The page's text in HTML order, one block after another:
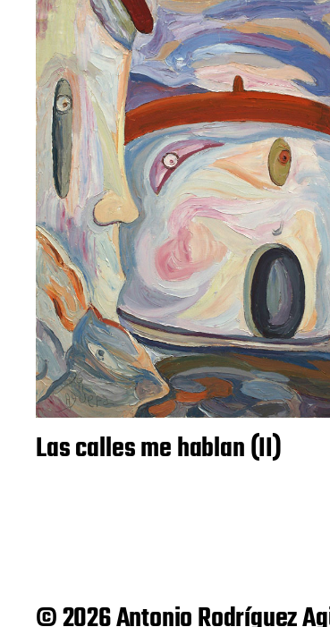
Las calles me hablan (II)
© 2026 Antonio Rodríguez